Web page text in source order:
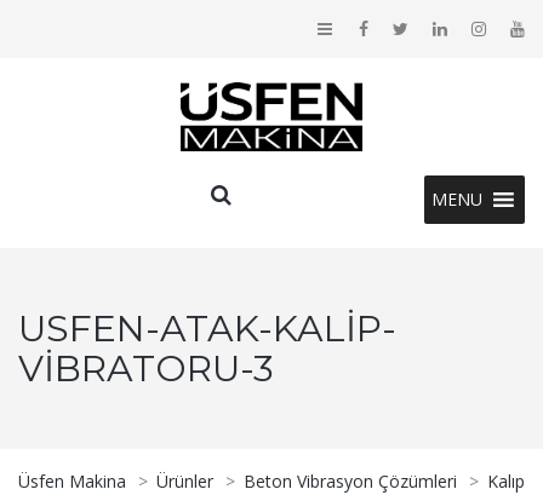
MENU
USFEN-ATAK-KALIP-
VIBRATORU-3
Üsfen Makina > Ürünler > Beton Vibrasyon Çözümleri > Kalıp